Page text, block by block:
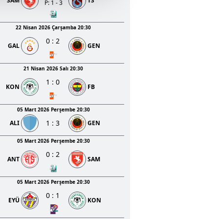
ve sizlere yönelik
detaylı bilgi için Ayarlar
ve sitemizde ilgili
P: 1 - 3
22 Nisan 2026 Çarşamba 20:30
GAL
0 : 2
GEN
21 Nisan 2026 Salı 20:30
KON
1 :0
FB
05 Mart 2026 Perşembe 20:30
ALI 1 :3 GEN
05 Mart 2026 Perşembe 20:30
ANT
0 : 2
SAM
05 Mart 2026 Perşembe 20:30
EYÜ
0 : 1
KON